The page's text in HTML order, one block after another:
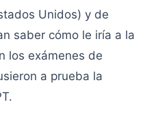
Unidos) y de
saber cómo le iría a la
los exámenes de
a prueba la